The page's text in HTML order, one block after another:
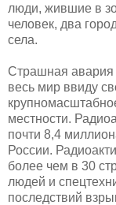
люди, жившие в
человек, два
села.
Страшная
весь мир ввиду
местности.
почти 8,4
России.
более чем в 30
людей и
последствий